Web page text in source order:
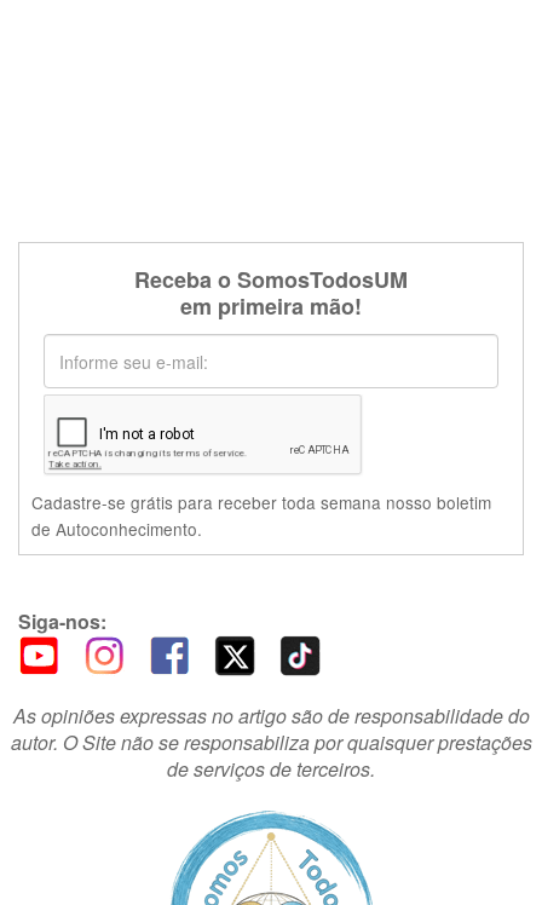
Receba o SomosTodosUM
em primeira mão!
Cadastre-se grátis para receber toda semana nosso boletim
de Autoconhecimento.
Siga-nos:
As opiniões expressas no artigo são de responsabilidade do
autor. O Site não se responsabiliza por quaisquer prestações
de serviços de terceiros.